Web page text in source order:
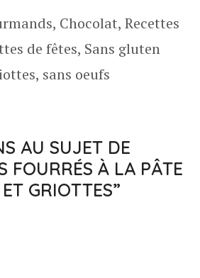
, Chocolat, Recettes
de fêtes, Sans gluten
, sans oeufs
AU SUJET DE
FOURRÉS À LA PÂTE
GRIOTTES”